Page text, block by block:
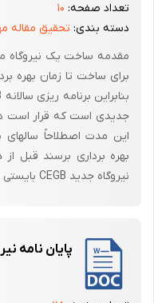
می‌گیرد، بویلر یک مولد
کنترل و پرسنل بهره بردار
است.
یکی از مهمترین اجزاء یک بویلر
است. درام در لغت به معنی
منظور جدا کردن آب از بخار
را بصورت زیر تعریف کرد:
تصفیه شیمیایی آب
ذخیره سازی آب به منظور تأمین
تعداد صفحه: ۱۰
دسته بندی: تحقیق مقاله
برای ساخت تا زمان بهره
جدیدی است که قرار است
این مدت اصطلاحاً
بهره برداری برسند
نیروگاه جدید CEGB بایستی ...
پایان نامه